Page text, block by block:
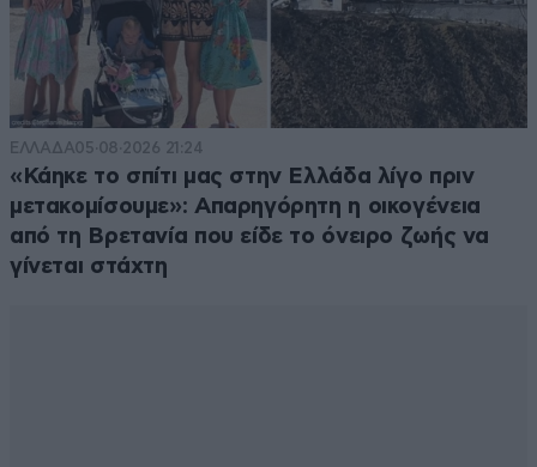
ΕΛΛΑΔΑ05·08·2026 21:24
«Κάηκε το σπίτι μας στην Ελλάδα λίγο πριν
μετακομίσουμε»: Απαρηγόρητη η οικογένεια
από τη Βρετανία που είδε το όνειρο ζωής να
γίνεται στάχτη